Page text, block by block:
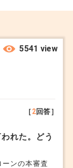
［2回答］
5541 view
れた。どう
ンの本審査